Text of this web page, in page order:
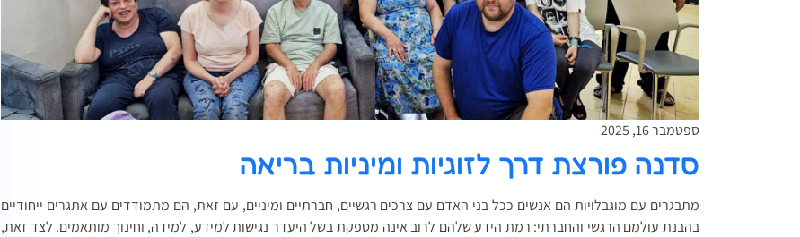
ספטמבר 16, 2025
סדנה פורצת דרך לזוגיות ומיניות בריאה
מתבגרים עם מוגבלויות הם אנשים ככל בני האדם עם צרכים רגשיים, חברתיים ומיניים, עם זאת, הם מתמודדים עם אתגרים ייחודיים
בהבנת עולמם הרגשי והחברתי: רמת הידע שלהם לרוב אינה מספקת בשל היעדר נגישות למידע, למידה, וחינוך מותאמים. לצד זאת,